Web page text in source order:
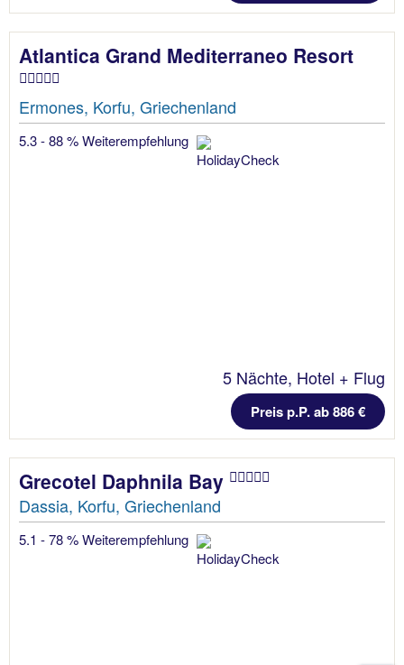
Atlantica Grand Mediterraneo Resort
Ermones, Korfu, Griechenland
5.3 - 88 % Weiterempfehlung
5 Nächte, Hotel + Flug
Preis p.P. ab 886 €
Grecotel Daphnila Bay
Dassia, Korfu, Griechenland
5.1 - 78 % Weiterempfehlung